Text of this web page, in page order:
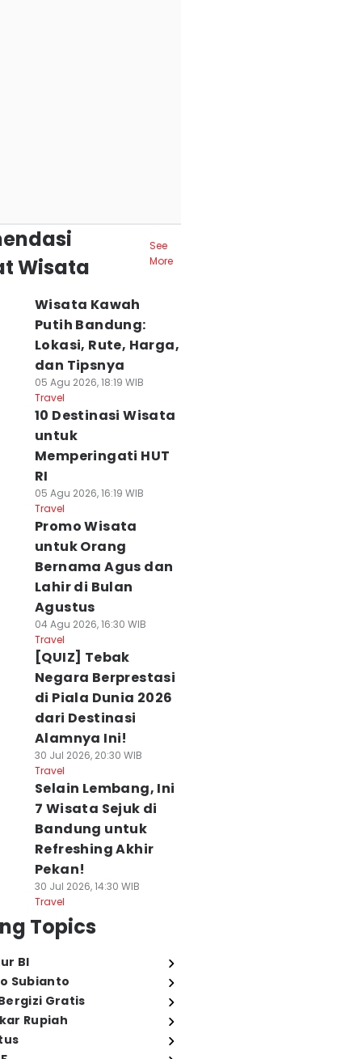
Wisata
See
More
Wisata Kawah
Putih Bandung:
Lokasi, Rute, Harga,
dan Tipsnya
05 Agu 2026, 18:19 WIB
Travel
10 Destinasi Wisata
untuk
Memperingati HUT
RI
05 Agu 2026, 16:19 WIB
Travel
Promo Wisata
untuk Orang
Bernama Agus dan
Lahir di Bulan
Agustus
04 Agu 2026, 16:30 WIB
Travel
[QUIZ] Tebak
Negara Berprestasi
di Piala Dunia 2026
dari Destinasi
Alamnya Ini!
30 Jul 2026, 20:30 WIB
Travel
Selain Lembang, Ini
7 Wisata Sejuk di
Bandung untuk
Refreshing Akhir
Pekan!
30 Jul 2026, 14:30 WIB
Travel
Topics
BI
Subianto
Gratis
Rupiah